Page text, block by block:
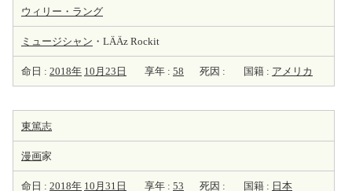
ウィリー・ラング
ミュージシャン ・LÄÄz Rockit
命日 : 2018年 10月23日 享年 : 58 死因 : 国籍 : アメリカ
東篤志
漫画家
命日 : 2018年 10月31日 享年 : 53 死因 : 国籍 : 日本